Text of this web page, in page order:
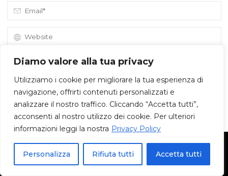
Diamo valore alla tua privacy
Utilizziamo i cookie per migliorare la tua esperienza di
navigazione, offrirti contenuti personalizzati e
analizzare il nostro traffico. Cliccando “Accetta tutti”,
acconsenti al nostro utilizzo dei cookie. Per ulteriori
informazioni leggi la nostra Privacy Policy
Personalizza Rifiuta tutti Accetta tutti
Save my name, email, and site URL in my browser for next time I